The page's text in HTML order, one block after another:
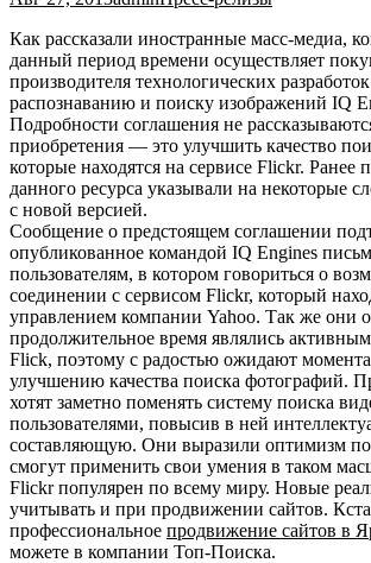
Как рассказали иностранные масс-медиа,
данный период времени осуществляет
производителя технологических
распознаванию и поиску изображений IQ
Подробности соглашения не
приобретения — это улучшить качество
которые находятся на сервисе Flickr. Ранее
данного ресурса указывали на некоторые
с новой версией.
Сообщение о предстоящем соглашении
опубликованное командой IQ Engines
пользователям, в котором говориться о
соединении с сервисом Flickr, который
управлением компании Yahoo. Так же они
продолжительное время являлись
Flick, поэтому с радостью ожидают
улучшению качества поиска фотографий.
хотят заметно поменять систему поиска
пользователями, повысив в ней
составляющую. Они выразили оптимизм по
смогут применить свои умения в таком
Flickr популярен по всему миру. Новые
учитывать и при продвижении сайтов.
профессиональное продвижение сайтов в
можете в компании Топ-Поиска.